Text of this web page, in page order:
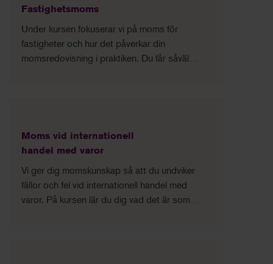
Fastighetsmoms
Under kursen fokuserar vi på moms för
fastigheter och hur det påverkar din
momsredovisning i praktiken. Du får såväl
Moms vid internationell
handel med varor
Vi ger dig momskunskap så att du undviker
fällor och fel vid internationell handel med
varor. På kursen lär du dig vad det är som